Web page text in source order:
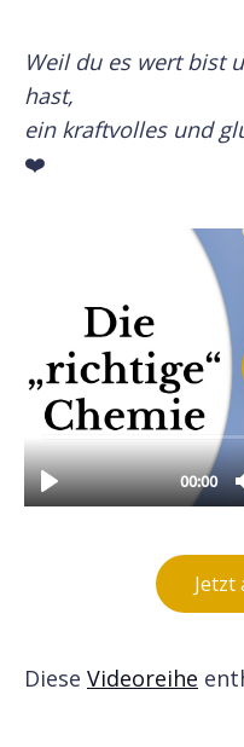
Weil du es wert bist
hast,
ein kraftvolles und
❤️
Jetzt
Diese Videoreihe